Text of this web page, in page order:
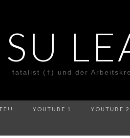
fatalist (†) und der
YOUTUBE 1 YOUTUBE